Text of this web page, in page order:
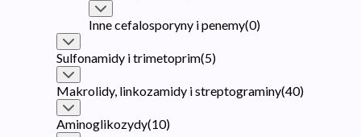
Inne cefalosporyny i penemy(0)
Sulfonamidy i trimetoprim(5)
Makrolidy, linkozamidy i streptograminy(40)
Aminoglikozydy(10)